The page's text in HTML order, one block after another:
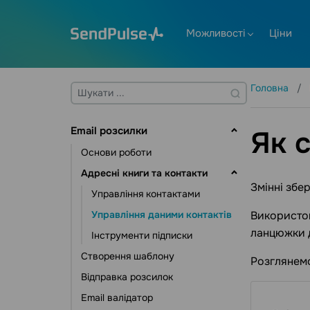
Можливості Ціни
Email розсилки
Основи роботи
Адресні книги та контакти
Управління контактами
Управління даними контактів
Інструменти підписки
Створення шаблону
Відправка розсилок
Email валідатор
Головна
Як
Змінні
ланцюжки